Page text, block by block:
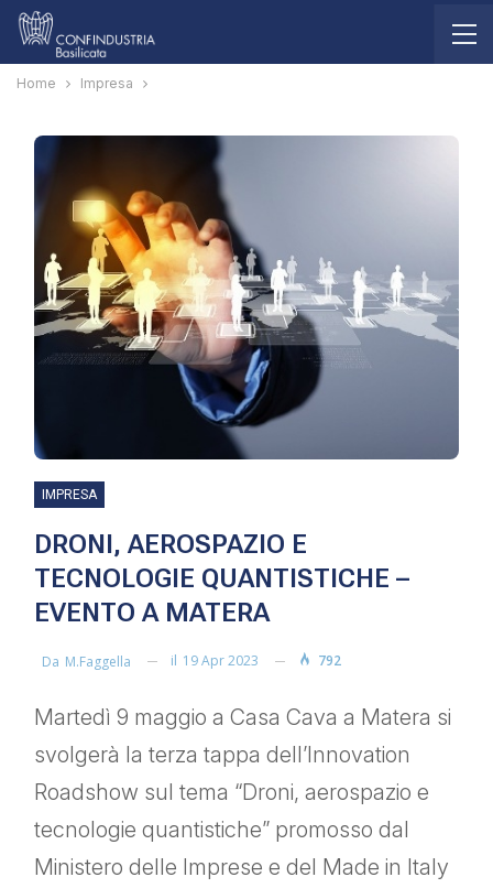
Home Impresa
IMPRESA
DRONI, AEROSPAZIO E
TECNOLOGIE QUANTISTICHE –
EVENTO A MATERA
Da M.faggella il 19 Apr 2023 792
Martedì 9 maggio a Casa Cava a Matera si
svolgerà la terza tappa dell’Innovation
Roadshow sul tema “Droni, aerospazio e
tecnologie quantistiche” promosso dal
Ministero delle Imprese e del Made in Italy